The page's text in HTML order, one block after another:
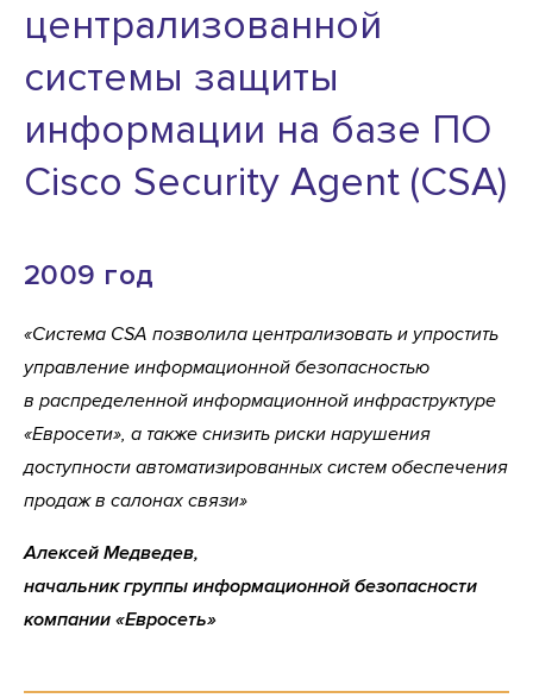
централизованной
системы защиты
информации на базе ПО
Cisco Security Agent (CSA)
2009 год
«Система CSA позволила централизовать и упростить
управление информационной безопасностью
в распределенной информационной инфраструктуре
«Евросети», а также снизить риски нарушения
доступности автоматизированных систем обеспечения
продаж в салонах связи»
Алексей Медведев,
начальник группы информационной безопасности
компании «Евросеть»